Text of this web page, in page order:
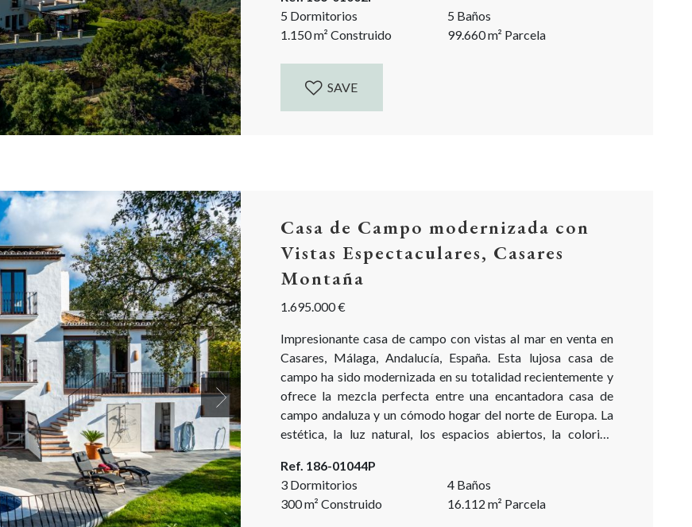
5 Dormitorios
5 Baños
1.150m² Construido 99.660m² Parcela
SAVE
Next
Casa de Campo modernizada con
Vistas Espectaculares, Casares
Montaña
1.695.000 €
Impresionante casa de campo con vistas al mar en venta en
Casares, Málaga, Andalucía, España. Esta lujosa casa de
campo ha sido modernizada en su totalidad recientemente y
ofrece la mezcla perfecta entre una encantadora casa de
campo andaluza y un cómodo hogar del norte de Europa. La
estética, la luz natural, los espacios abiertos, la colorida
Gibraltar y...
Ref. 186-01044P
3 Dormitorios
4 Baños
300m² Construido 16.112 m² Parcela